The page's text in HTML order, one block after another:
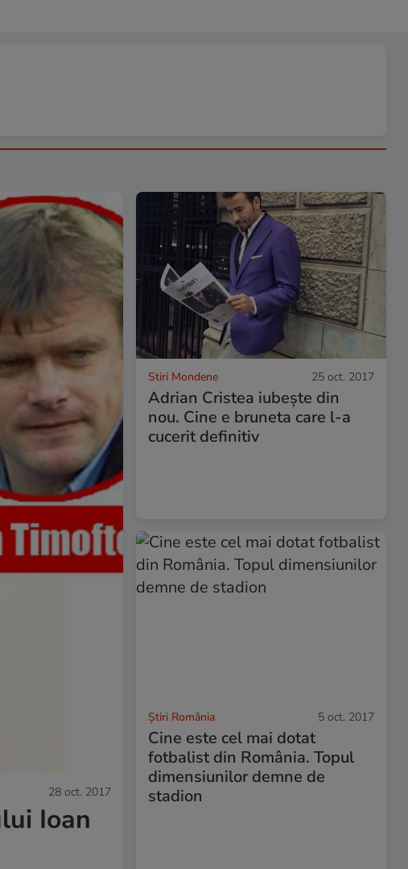
28 oct. 2017
Ioan
Stiri Mondene 25 oct. 2017
Adrian Cristea iubește din
nou. Cine e bruneta care l-a
cucerit definitiv
Știri România 5 oct. 2017
Cine este cel mai dotat
fotbalist din România. Topul
dimensiunilor demne de
stadion